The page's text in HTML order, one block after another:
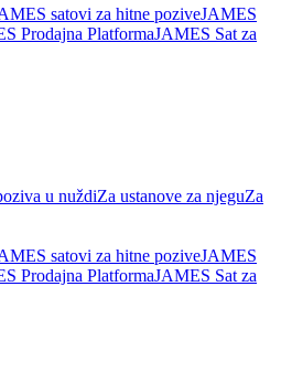
satovi za hitne poziveJAMES
Prodajna PlatformaJAMES Sat za
u nuždiZa ustanove za njeguZa
satovi za hitne poziveJAMES
Prodajna PlatformaJAMES Sat za